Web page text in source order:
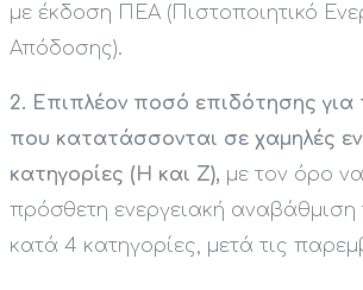
με έκδοση ΠΕΑ (Πιστοποιητικό
Απόδοσης).
2. Επιπλέον ποσό επιδότησης για
που κατατάσσονται σε χαμηλές
κατηγορίες (Η και Ζ), με τον όρο
πρόσθετη ενεργειακή αναβάθμιση
κατά 4 κατηγορίες, μετά τις